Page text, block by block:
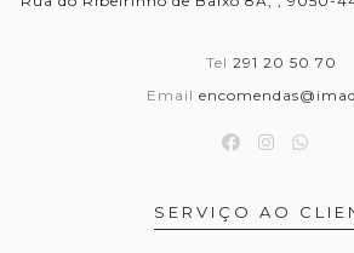
Tel 291 20 50 70
Email
SERVIÇO AO